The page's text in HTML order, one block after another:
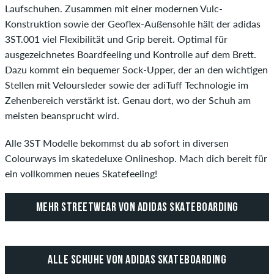
Laufschuhen. Zusammen mit einer modernen Vulc-
Konstruktion sowie der Geoflex-Außensohle hält der adidas
3ST.001 viel Flexibilität und Grip bereit. Optimal für
ausgezeichnetes Boardfeeling und Kontrolle auf dem Brett.
Dazu kommt ein bequemer Sock-Upper, der an den wichtigen
Stellen mit Veloursleder sowie der adiTuff Technologie im
Zehenbereich verstärkt ist. Genau dort, wo der Schuh am
meisten beansprucht wird.
Alle 3ST Modelle bekommst du ab sofort in diversen
Colourways im skatedeluxe Onlineshop. Mach dich bereit für
ein vollkommen neues Skatefeeling!
MEHR STREETWEAR VON ADIDAS SKATEBOARDING
ALLE SCHUHE VON ADIDAS SKATEBOARDING